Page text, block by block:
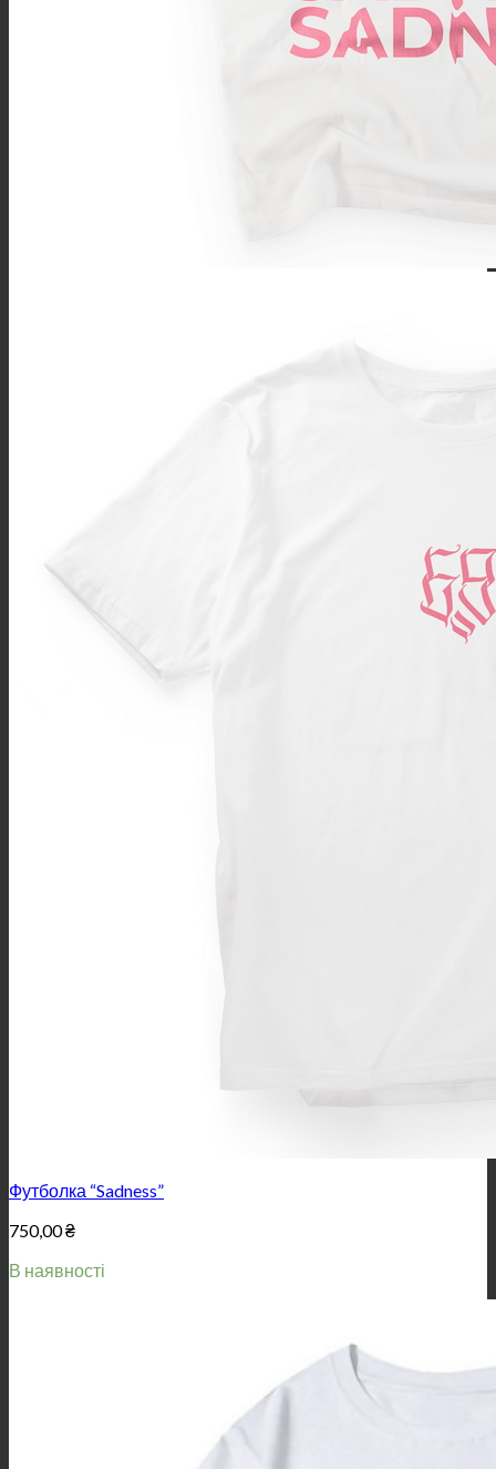
Футболка “Sadness”
750,00₴
В наявності